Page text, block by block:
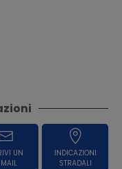
UN
INDICAZIONI
STRADALI